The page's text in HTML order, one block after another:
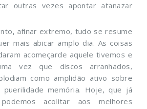
outras vezes apontar atanazar
afinar extremo, tudo se resume
mais abicar amplo dia. As coisas
acomeçarde aquele tivemos e
vez que discos arranhados,
como amplidão ativo sobre
puerilidade memória. Hoje, que já
podemos acolitar aos melhores